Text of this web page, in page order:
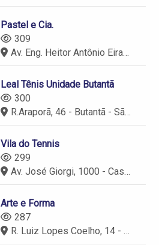
Pastel e Cia.
309
Av. Eng. Heitor Antônio Eiras Garcia, 76 - Butantã - São Paulo
Leal Tênis Unidade Butantã
300
R.Araporã, 46 - Butantã - São Paulo
Vila do Tennis
299
Av. José Giorgi, 1000 - Casa 2 - Granja Viana II, Cotia - SP, 06707-100
Arte e Forma
287
R. Luiz Lopes Coelho, 14 - Butantã - São Paulo